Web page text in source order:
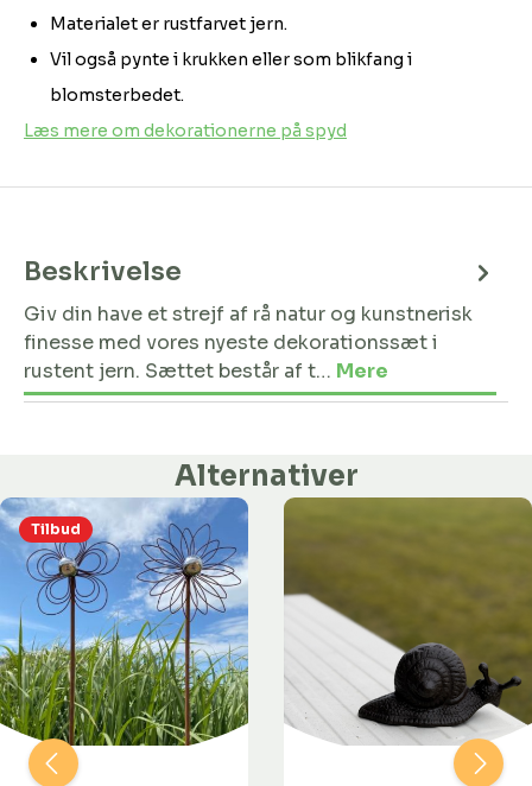
Materialet er rustfarvet jern.
Vil også pynte i krukken eller som blikfang i
blomsterbedet.
Læs mere om dekorationerne på spyd
Beskrivelse
Giv din have et strejf af rå natur og kunstnerisk
finesse med vores nyeste dekorationssæt i
rustent jern. Sættet består af t… Mere
Alternativer
Tilbud